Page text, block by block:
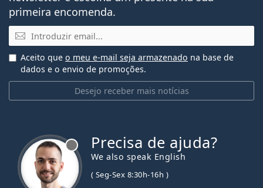
primeira encomenda.
Email
Desejo receber mais notícias
Aceito que o meu e-mail seja armazenado na base de
dados e o envio de promoções.
Precisa de ajuda?
We also speak English
( Seg-Sex 8:30h-16h )